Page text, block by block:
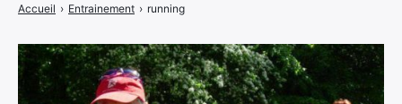
Accueil › Entrainement › running
Élément
de
menu
Élément
de
Élément
de